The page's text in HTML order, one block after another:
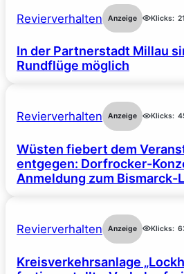
Revierverhalten Anzeige Klicks: 21
In der Partnerstadt Millau
Rundflüge möglich
Revierverhalten Anzeige Klicks:
Wüsten fiebert dem
entgegen: Dorfrocker-
Anmeldung zum
Revierverhalten Anzeige Klicks:
Kreisverkehrsanlage